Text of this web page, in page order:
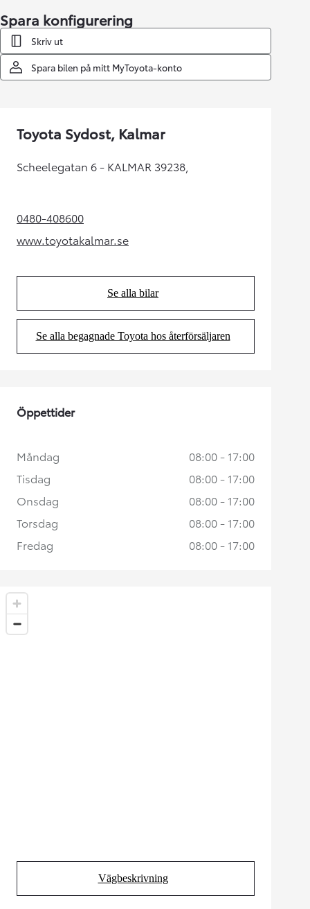
Spara konfigurering
Skriv ut
Spara bilen på mitt MyToyota-konto
Toyota Sydost, Kalmar
Scheelegatan 6 - KALMAR 39238,
0480-408600(Opens in new tab)
www.toyotakalmar.se
(Opens in new tab)
Se alla bilar
(Opens in new tab)
Se alla begagnade Toyota hos återförsäljaren
(Opens in new tab)
Vägbeskrivning
(Opens in new tab)
Öppettider
Måndag
08:00 - 17:00
Tisdag
08:00 - 17:00
Onsdag
08:00 - 17:00
Torsdag
08:00 - 17:00
Fredag
08:00 - 17:00